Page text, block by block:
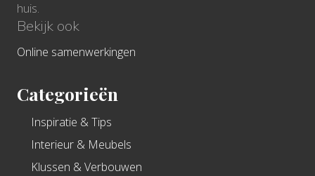
huis.
Bekijk ook
Online samenwerkingen
Categorieën
Inspiratie & Tips
Interieur & Meubels
Klussen & Verbouwen